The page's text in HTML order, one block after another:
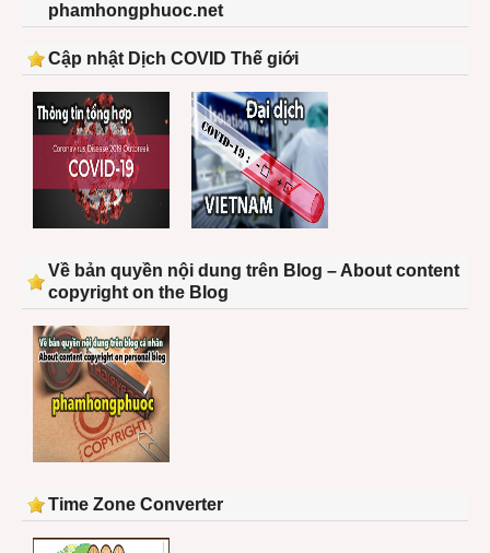
phamhongphuoc.net
Cập nhật Dịch COVID Thế giới
Về bản quyền nội dung trên Blog – About content
copyright on the Blog
Time Zone Converter